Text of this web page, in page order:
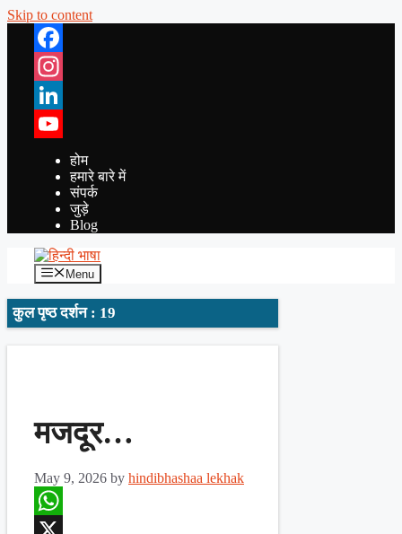
Skip to content
Facebook
Instagram
LinkedIn
YouTube
होम
हमारे बारे में
संपर्क
जुड़े
Blog
Menu
कुल पृष्ठ दर्शन : 19
मजदूर…
May 9, 2026 by hindibhashaa lekhak
WhatsApp